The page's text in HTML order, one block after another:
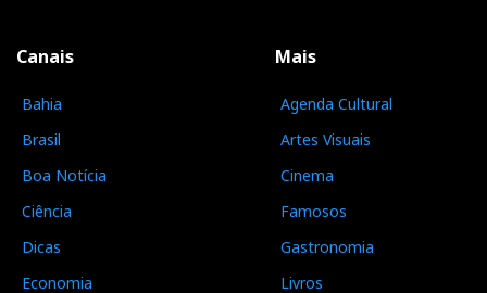
Canais
Bahia
Brasil
Boa Notícia
Ciência
Dicas
Economia
Mais
Agenda Cultural
Artes Visuais
Cinema
Famosos
Gastronomia
Livros